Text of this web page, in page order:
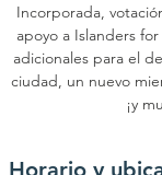
Incorporada,
apoyo a Islanders
adicionales para el
ciudad, un nuevo
¡y
Horario y